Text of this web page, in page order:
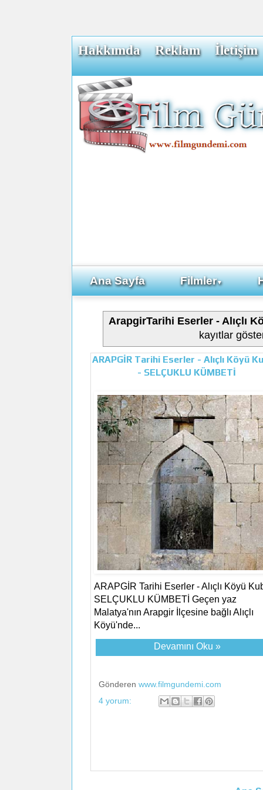
Hakkımda Reklam İletişim
Ana Sayfa Filmler▼
ArapgirTarihi Eserler - Alıçlı
kayıtlar
ARAPGİR Tarihi Eserler - Alıçlı Köyü
- SELÇUKLU KÜMBETİ
ARAPGİR Tarihi Eserler - Alıçlı Köyü
SELÇUKLU KÜMBETİ Geçen yaz
Malatya'nın Arapgir İlçesine bağlı Alıçlı
Köyü'nde...
Devamını Oku »
Gönderen www.filmgundemi.com
4 yorum: